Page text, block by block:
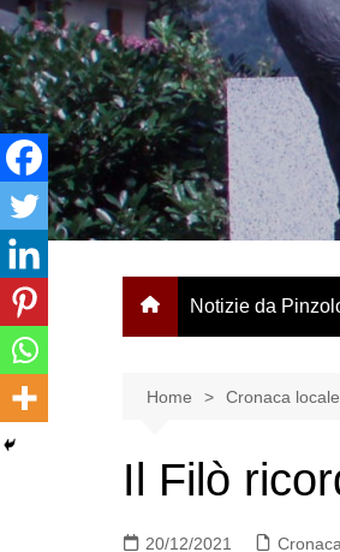
Salta
al
contenuto
Notizie da
Home Cronaca locale
Il Filò
20/12/2021